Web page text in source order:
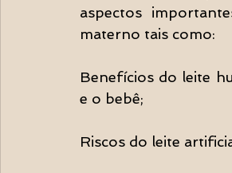
aspectos
materno tais como:
Benefícios do leite
e o bebê;
Riscos do leite